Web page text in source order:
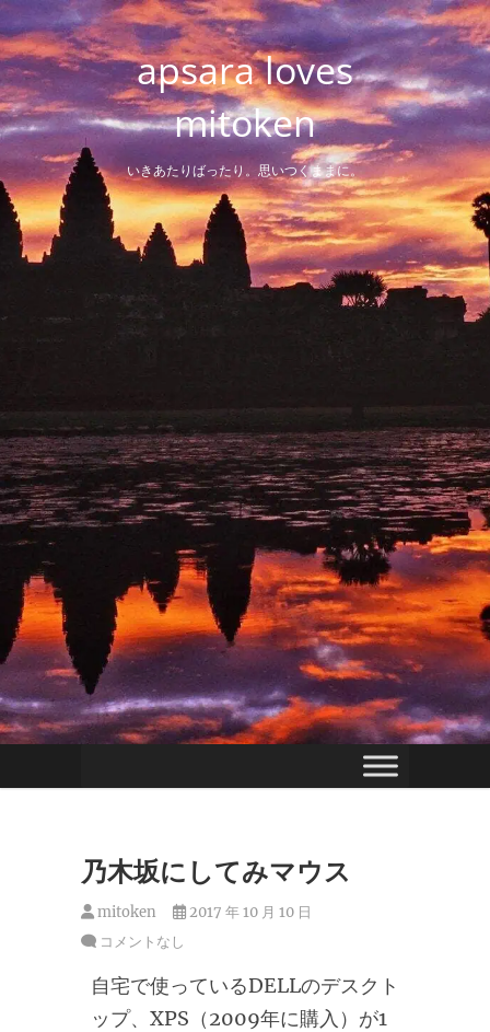
Skip
to
content
apsara loves
mitoken
いきあたりばったり。思いつくままに。
乃木坂にしてみマウス
mitoken
2017 年 10 月 10 日
コメントなし
自宅で使っているDELLのデスクト
ップ、XPS（2009年に購入）が1